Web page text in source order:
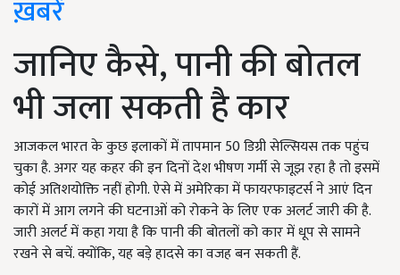
ख़बरें
जानिए कैसे, पानी की बोतल
भी जला सकती है कार
आजकल भारत के कुछ इलाकों में तापमान 50 डिग्री सेल्सियस तक पहुंच
चुका है. अगर यह कहर की इन दिनों देश भीषण गर्मी से जूझ रहा है तो इसमें
कोई अतिशयोक्ति नहीं होगी. ऐसे में अमेरिका में फायरफाइटर्स ने आएं दिन
कारों में आग लगने की घटनाओं को रोकने के लिए एक अलर्ट जारी की है.
जारी अलर्ट में कहा गया है कि पानी की बोतलों को कार में धूप से सामने
रखने से बचें. क्योंकि, यह बड़े हादसे का वजह बन सकती हैं.